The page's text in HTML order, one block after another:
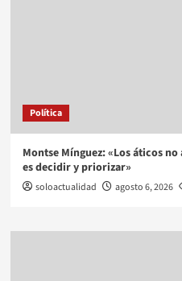
Política
Montse Mínguez: «Los áticos
es decidir y priorizar»
soloactualidad agosto 6, 2026